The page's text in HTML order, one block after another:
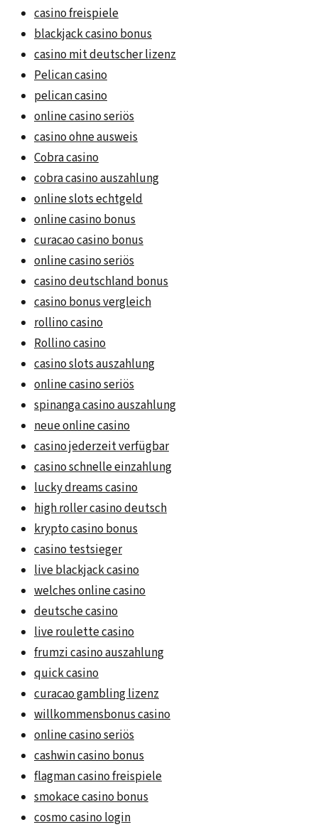
casino freispiele
blackjack casino bonus
casino mit deutscher lizenz
Pelican casino
pelican casino
online casino seriös
casino ohne ausweis
Cobra casino
cobra casino auszahlung
online slots echtgeld
online casino bonus
curacao casino bonus
online casino seriös
casino deutschland bonus
casino bonus vergleich
rollino casino
Rollino casino
casino slots auszahlung
online casino seriös
spinanga casino auszahlung
neue online casino
casino jederzeit verfügbar
casino schnelle einzahlung
lucky dreams casino
high roller casino deutsch
krypto casino bonus
casino testsieger
live blackjack casino
welches online casino
deutsche casino
live roulette casino
frumzi casino auszahlung
quick casino
curacao gambling lizenz
willkommensbonus casino
online casino seriös
cashwin casino bonus
flagman casino freispiele
smokace casino bonus
cosmo casino login